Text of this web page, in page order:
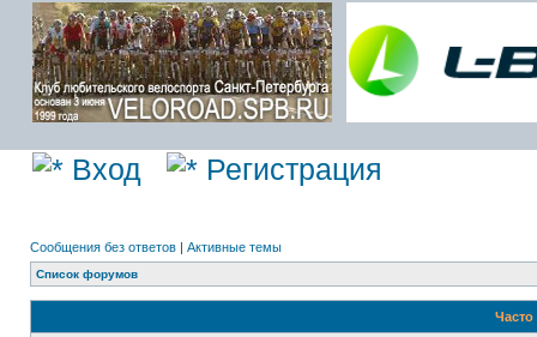
Вход Регистрация
Сообщения без ответов | Активные темы
Список форумов